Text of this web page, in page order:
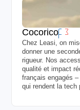
Cocorico
Chez Leasi, on
donner une
rigueur. Nos
qualité et impact
français engagés
qui rendent la tech